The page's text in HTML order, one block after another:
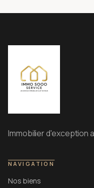
Immobilier d'exception
NAVIGATION
Nos biens